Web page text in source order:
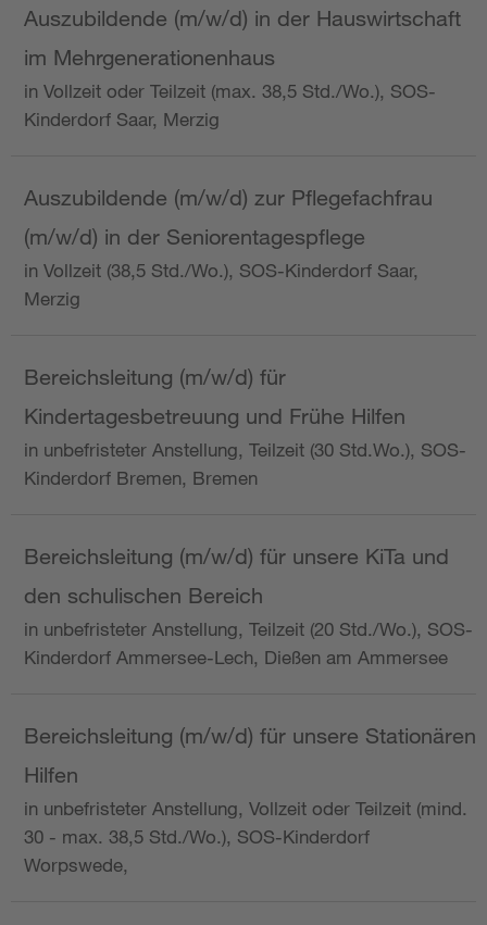
Auszubildende (m/w/d) in der Hauswirtschaft
im Mehrgenerationenhaus
in Vollzeit oder Teilzeit (max. 38,5 Std./Wo.), SOS-
Kinderdorf Saar, Merzig
Auszubildende (m/w/d) zur Pflegefachfrau
(m/w/d) in der Seniorentagespflege
in Vollzeit (38,5 Std./Wo.), SOS-Kinderdorf Saar,
Merzig
Bereichsleitung (m/w/d) für
Kindertagesbetreuung und Frühe Hilfen
in unbefristeter Anstellung, Teilzeit (30 Std.Wo.), SOS-
Kinderdorf Bremen, Bremen
Bereichsleitung (m/w/d) für unsere KiTa und
den schulischen Bereich
in unbefristeter Anstellung, Teilzeit (20 Std./Wo.), SOS-
Kinderdorf Ammersee-Lech, Dießen am Ammersee
Bereichsleitung (m/w/d) für unsere Stationären
Hilfen
in unbefristeter Anstellung, Vollzeit oder Teilzeit (mind.
30 - max. 38,5 Std./Wo.), SOS-Kinderdorf
Worpswede,